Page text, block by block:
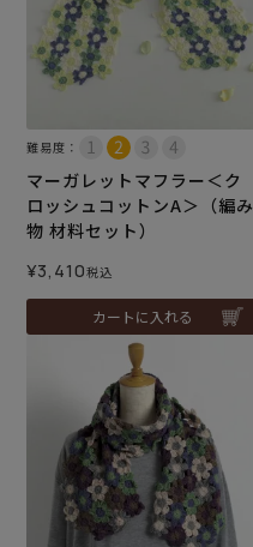
難易度：
マーガレットマフラー＜ク
ロッシュコットンA＞（編み
物 材料セット）
¥3,410税込
カートに入れる